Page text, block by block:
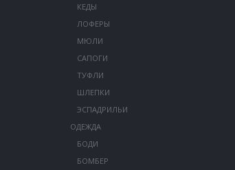
КЕДЫ
ЛОФЕРЫ
МЮЛИ
САПОГИ
ТУФЛИ
ШЛЕПКИ
ЭСПАДРИЛЬИ
ОДЕЖДА
БОДИ
БОМБЕР